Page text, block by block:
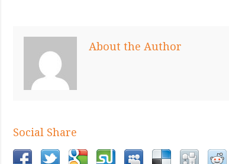
About the Author
Social Share